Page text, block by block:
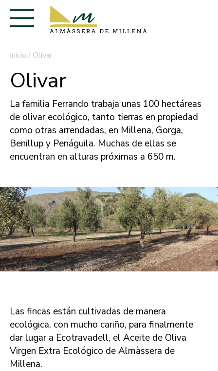
Inicio / Olivar
Olivar
La familia Ferrando trabaja unas 100 hectáreas
de olivar ecológico, tanto tierras en propiedad
como otras arrendadas, en Millena, Gorga,
Benillup y Penáguila. Muchas de ellas se
encuentran en alturas próximas a 650 m.
Las fincas están cultivadas de manera
ecológica, con mucho cariño, para finalmente
dar lugar a Ecotravadell, el Aceite de Oliva
Virgen Extra Ecológico de Almàssera de
Millena.